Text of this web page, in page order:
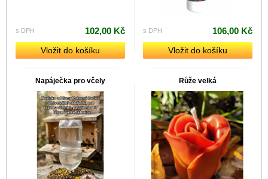
s DPH 102,00 Kč
Vložit do košíku
s DPH 106,00 Kč
Vložit do košíku
Napáječka pro včely Růže velká